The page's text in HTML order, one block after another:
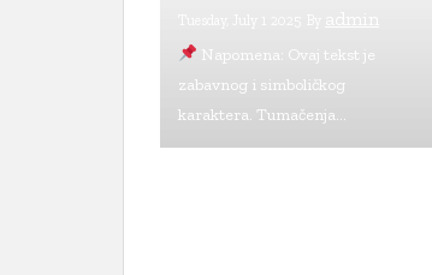
Napomena: Ovaj tekst je
zabavnog i simboličkog
karaktera. Tumačenja...